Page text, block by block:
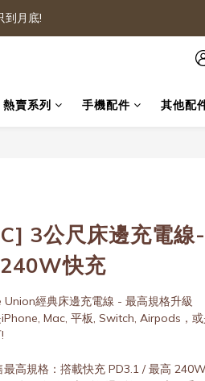
到月底!
熱賣系列 手機配件 其他配
3公尺床邊充電線
快充
Union經典床邊充電線 - 最高規格升級
Mac, 平板, Switch, Airpods，
高規格：撘載快充 PD3.1 / 最高